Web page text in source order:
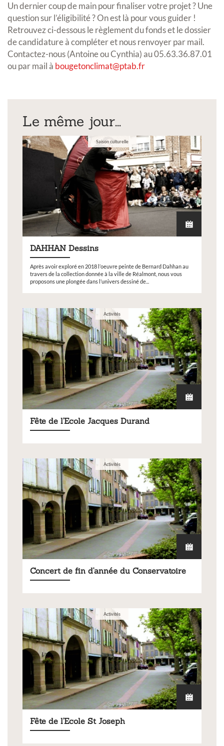
Un dernier coup de main pour finaliser votre projet ? Une
question sur l’éligibilité ? On est là pour vous guider !
Retrouvez ci-dessous le règlement du fonds et le dossier
de candidature à compléter et nous renvoyer par mail.
Contactez-nous (Antoine ou Cynthia) au 05.63.36.87.01
ou par mail à bougetonclimat@ptab.fr
Le même jour...
Saison culturelle
DAHHAN Dessins
Après avoir exploré en 2018 l’oeuvre peinte de Bernard Dahhan au
travers de la collection donnée à la ville de Réalmont, nous vous
proposons une plongée dans l’univers dessiné de...
Activités
Fête de l'Ecole Jacques Durand
Activités
Concert de fin d'année du Conservatoire
Activités
Fête de l'Ecole St Joseph